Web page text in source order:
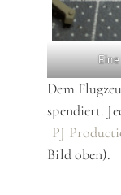
Dem
spendiert.
PJ
Bild oben).